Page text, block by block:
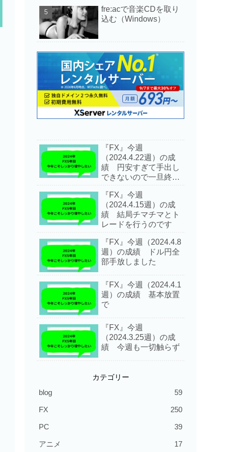
fre:acで音楽CDを取り
込む（Windows）
『FX』今週
（2024.4.22週）の成
績 円安すぎて手出し
できないので一旦終了
『FX』今週
（2024.4.15週）の成
績 結局チマチマとト
レードを行うのです
『FX』今週（2024.4.8
週）の成績 ドル円全
部手放しました
『FX』今週（2024.4.1
週）の成績 基本放置
で
『FX』今週
（2024.3.25週）の成
績 今週も一切触らず
カテゴリー
blog
59
FX 250
PC 39
アニメ 17